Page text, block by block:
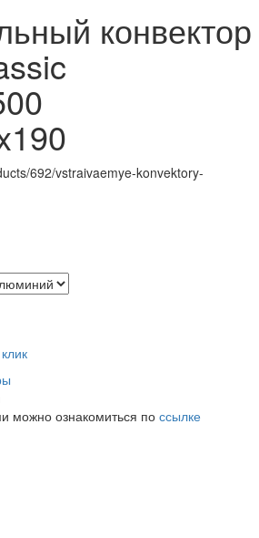
конвектор
692/vstraivaemye-konvektory-
можно ознакомиться по ссылке